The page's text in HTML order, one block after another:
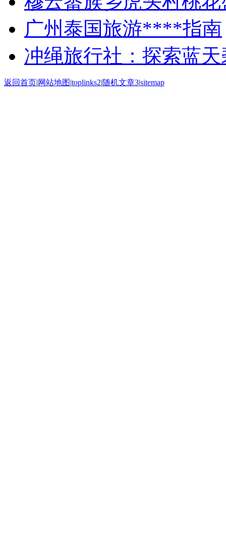
广州泰国旅游****指南
冲绳旅行社：探索蓝
返回首页|网站地图|toplinks2|随机文章3|sitemap